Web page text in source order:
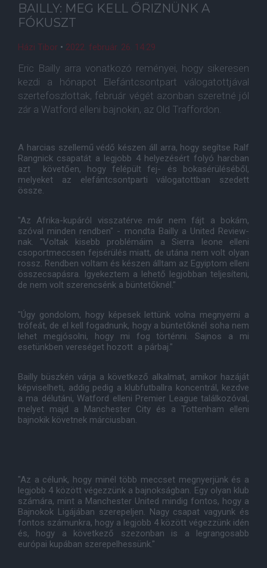
BAILLY: MEG KELL ŐRIZNÜNK A
FÓKUSZT
Házi Tibor • 2022. február. 26. 14:29
Eric Bailly arra vonatkozó reményei, hogy sikeresen
kezdi a hónapot Elefántcsontpart válogatottjával
szertefoszlottak, február végét azonban szeretné jól
zár a Watford elleni bajnokin, az Old Traffordon.
A harcias szellemű védő készen áll arra, hogy segítse Ralf
Rangnick csapatát a legjobb 4 helyezésért folyó harcban
azt követően, hogy felépült fej- és bokasérüléséből,
melyeket az elefántcsontparti válogatottban szedett
össze.
"Az Afrika-kupáról visszatérve már nem fájt a bokám,
szóval minden rendben" - mondta Bailly a United Review-
nak. "Voltak kisebb problémáim a Sierra leone elleni
csoportmeccsen fejsérülés miatt, de utána nem volt olyan
rossz. Rendben voltam és készen álltam az Egyiptom elleni
összecsapásra. Igyekeztem a lehető legjobban teljesíteni,
de nem volt szerencsénk a büntetőknél."
"Úgy gondolom, hogy képesek lettünk volna megnyerni a
trófeát, de el kell fogadnunk, hogy a büntetőknél soha nem
lehet megjósolni, hogy mi fog történni. Sajnos a mi
esetünkben vereséget hozott a párbaj."
Bailly büszkén várja a következő alkalmat, amikor hazáját
képviselheti, addig pedig a klubfutballra koncentrál, kezdve
a ma délutáni, Watford elleni Premier League találkozóval,
melyet majd a Manchester City és a Tottenham elleni
bajnokik követnek márciusban.
"Az a célunk, hogy minél több meccset megnyerjünk és a
legjobb 4 között végezzünk a bajnokságban. Egy olyan klub
számára, mint a Manchester United mindig fontos, hogy a
Bajnokok Ligájában szerepeljen. Nagy csapat vagyunk és
fontos számunkra, hogy a legjobb 4 között végezzünk idén
és, hogy a következő szezonban is a legrangosabb
európai kupában szerepelhessünk."